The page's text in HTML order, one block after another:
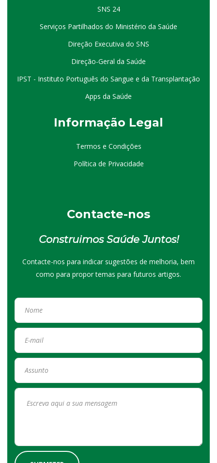
SNS 24
Serviços Partilhados do Ministério da Saúde
Direção Executiva do SNS
Direção-Geral da Saúde
IPST - Instituto Português do Sangue e da Transplantação
Apps da Saúde
Informação Legal
Termos e Condições
Política de Privacidade
Contacte-nos
Construimos Saúde Juntos!
Contacte-nos para indicar sugestões de melhoria, bem
como para propor temas para futuros artigos.